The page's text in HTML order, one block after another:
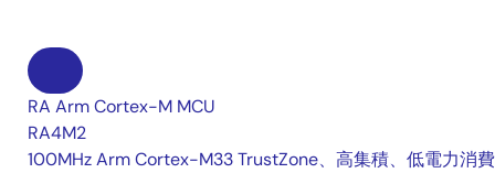
RA Arm Cortex-M MCU
RA4M2
100MHz Arm Cortex-M33 TrustZone、高集積、低電力消費